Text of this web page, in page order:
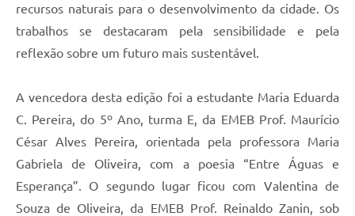
recursos naturais para o desenvolvimento da cidade. Os
trabalhos se destacaram pela sensibilidade e pela
reflexão sobre um futuro mais sustentável.
A vencedora desta edição foi a estudante Maria Eduarda
C. Pereira, do 5º Ano, turma E, da EMEB Prof. Maurício
César Alves Pereira, orientada pela professora Maria
Gabriela de Oliveira, com a poesia “Entre Águas e
Esperança”. O segundo lugar ficou com Valentina de
Souza de Oliveira, da EMEB Prof. Reinaldo Zanin, sob